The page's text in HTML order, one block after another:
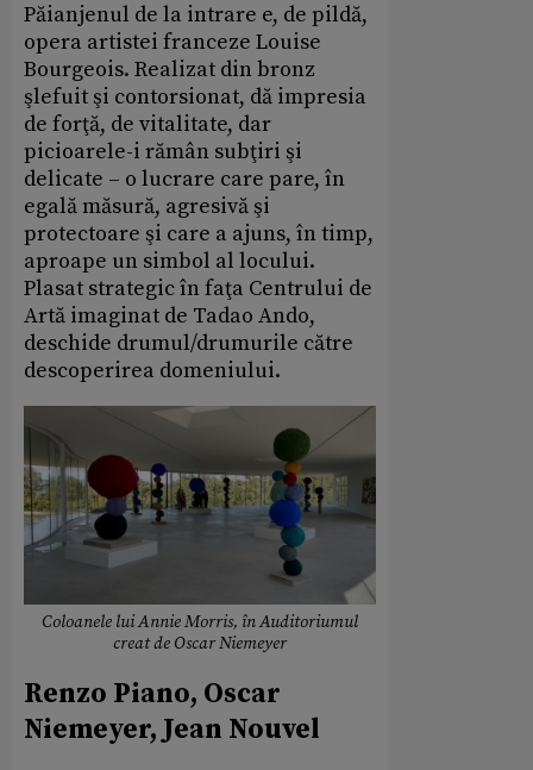
Păianjenul de la intrare e, de pildă,
opera artistei franceze Louise
Bourgeois. Realizat din bronz
şlefuit şi contorsionat, dă impresia
de forţă, de vitalitate, dar
picioarele-i rămân subţiri şi
delicate – o lucrare care pare, în
egală măsură, agresivă şi
protectoare şi care a ajuns, în timp,
aproape un simbol al locului.
Plasat strategic în faţa Centrului de
Artă imaginat de Tadao Ando,
deschide drumul/drumurile către
descoperirea domeniului.
Coloanele lui Annie Morris, în Auditoriumul
creat de Oscar Niemeyer
Renzo Piano, Oscar
Niemeyer, Jean Nouvel